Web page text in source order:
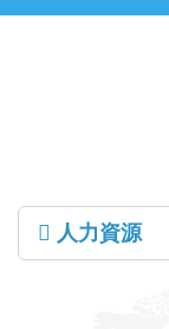
人力資源